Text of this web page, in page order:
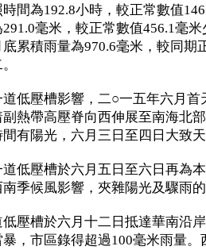
間為192.8小時，較正常數值
毫米，較正常數值456.1毫
累積雨量為970.6毫米，較同期
壓槽影響，二○一五年六月首
熱帶高壓脊向西伸展至南海北
間有陽光，六月三日至四日大致
壓槽於六月五日至六日再為本
季候風影響，夾雜陽光及驟雨
槽於六月十二日抵達華南沿岸
暴，市區錄得超過100毫米雨量